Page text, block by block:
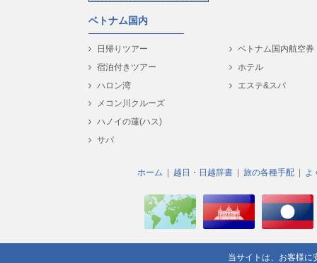
ベトナム国内
日帰りツアー
宿泊付きツアー
ハロン湾
メコン川クルーズ
ハノイの蓮(ハス)
サパ
ベトナム国内航空券
ホテル
エステ&スパ
ホーム 越日・日越辞書 旅の各種手配 よ
当サイトは、お客様に